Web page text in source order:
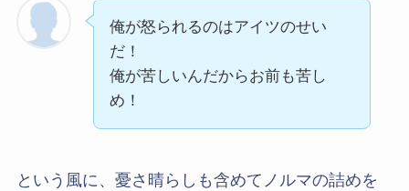
俺が怒られるのはアイツのせい
だ！
俺が苦しいんだからお前も苦し
め！
という風に、憂さ晴らしも含めてノルマの詰めを